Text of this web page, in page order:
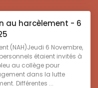
au harcèlement - 6
(NAH)Jeudi 6 Novembre,
étaient invités à
au collège pour
dans la lutte
Différentes ...